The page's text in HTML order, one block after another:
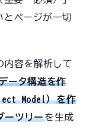
とページが一切
内容を解析して
ータ構造を作
Model）を作
ーツリーを生成